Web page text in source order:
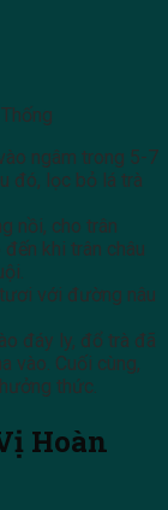
ngâm trong 5-7
đó, lọc bỏ lá trà
nồi, cho trân
khi trân châu
với đường nâu
đáy ly, đổ trà đã
vào. Cuối cùng,
thức.
Hoàn